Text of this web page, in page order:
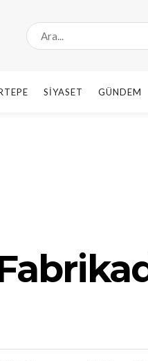
SIYASET GÜNDEM